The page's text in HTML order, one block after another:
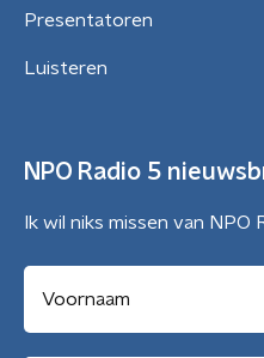
Presentatoren
Luisteren
NPO Radio 5
Ik wil niks missen van NPO